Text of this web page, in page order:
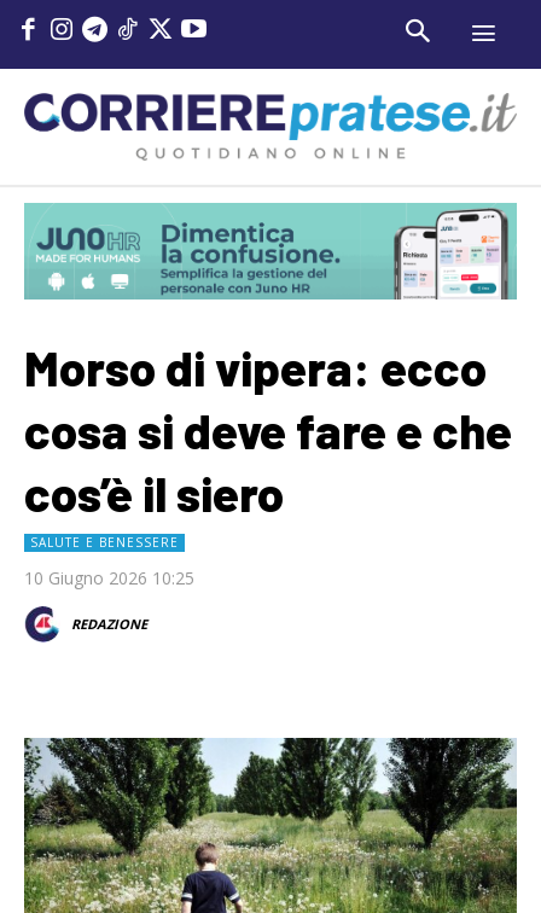
Morso di vipera: ecco
cosa si deve fare e che
cos’è il siero
SALUTE E BENESSERE
10 Giugno 2026 10:25
REDAZIONE